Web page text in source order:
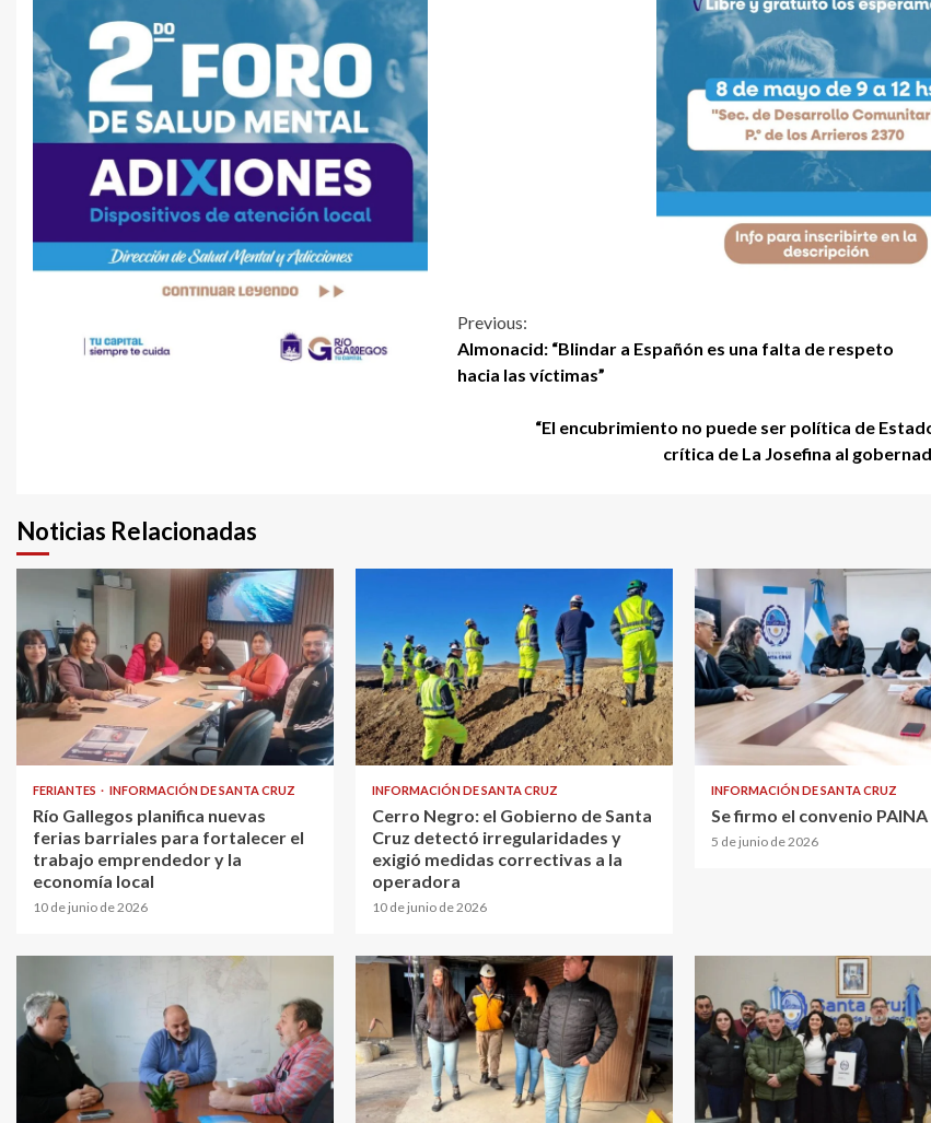
Previous:
Almonacid: “Blindar a Españón es una falta de respeto
hacia las víctimas”
“El encubrimiento no puede ser política de
crítica de La Josefina al
Noticias Relacionadas
FERIANTES INFORMACIÓN DE SANTA CRUZ
Río Gallegos planifica nuevas
ferias barriales para fortalecer el
trabajo emprendedor y la
economía local
10 de junio de 2026
INFORMACIÓN DE SANTA CRUZ
Cerro Negro: el Gobierno de Santa
Cruz detectó irregularidades y
exigió medidas correctivas a la
operadora
10 de junio de 2026
INFORMACIÓN DE SANTA CRUZ
Se firmo el convenio PAINA
5 de junio de 2026